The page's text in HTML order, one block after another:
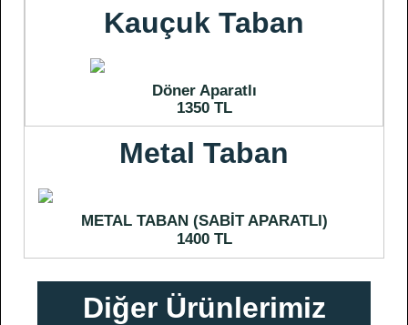
Kauçuk Taban
Döner Aparatlı
1350 TL
Metal Taban
METAL TABAN (SABİT APARATLI)
1400 TL
Diğer Ürünlerimiz